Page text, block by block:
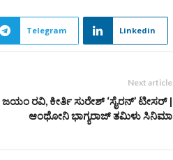
Telegram Linkedin
Next article
ಜಯಂ ರವಿ, ಕೀರ್ತಿ ಸುರೇಶ್ ‘ಸೈರನ್’ ಟೀಸರ್‌ |
ಆಂಥೋನಿ ಭಾಗ್ಯರಾಜ್ ತಮಿಳು ಸಿನಿಮಾ